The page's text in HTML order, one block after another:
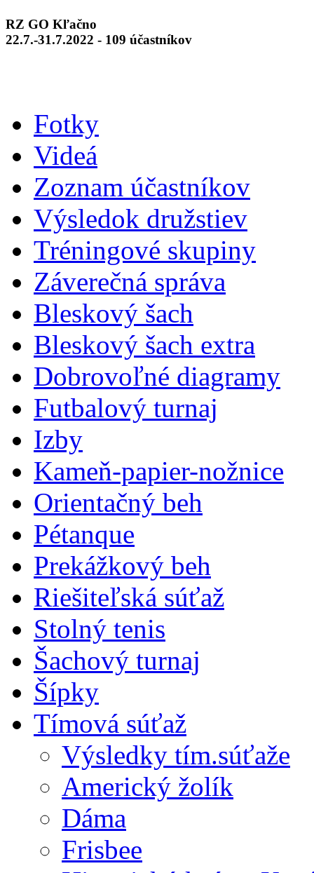
RZ GO Kľačno
22.7.-31.7.2022 - 109 účastníkov
Fotky
Videá
Zoznam účastníkov
Výsledok družstiev
Tréningové skupiny
Záverečná správa
Bleskový šach
Bleskový šach extra
Dobrovoľné diagramy
Futbalový turnaj
Izby
Kameň-papier-nožnice
Orientačný beh
Pétanque
Prekážkový beh
Riešiteľská súťaž
Stolný tenis
Šachový turnaj
Šípky
Tímová súťaž
Výsledky tím.súťaže
Americký žolík
Dáma
Frisbee